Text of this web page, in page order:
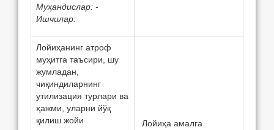
Муҳандислар: -
Ишчилар:
Лойиҳанинг атроф
муҳитга таъсири, шу
жумладан,
чиқиндиларнинг
утилизация турлари ва
ҳажми, уларни йўқ
қилиш жойи
Лойиҳа амалга